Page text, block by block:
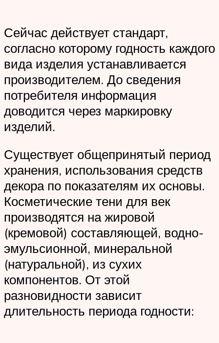
Сейчас действует стандарт,
согласно которому годность каждого
вида изделия устанавливается
производителем. До сведения
потребителя информация
доводится через маркировку
изделий.
Существует общепринятый период
хранения, использования средств
декора по показателям их основы.
Косметические тени для век
производятся на жировой
(кремовой) составляющей, водно-
эмульсионной, минеральной
(натуральной), из сухих
компонентов. От этой
разновидности зависит
длительность периода годности: